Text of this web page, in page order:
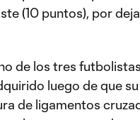
(10 puntos), por
de los tres
luego de que
de ligamentos